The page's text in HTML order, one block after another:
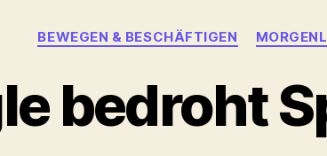
Kategorien
BEWEGEN & BESCHÄFTIGEN
bedroht